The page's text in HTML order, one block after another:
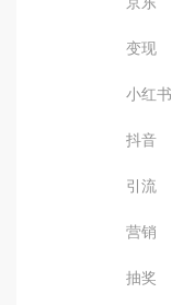
变现
小红书
抖音
引流
营销
抽奖